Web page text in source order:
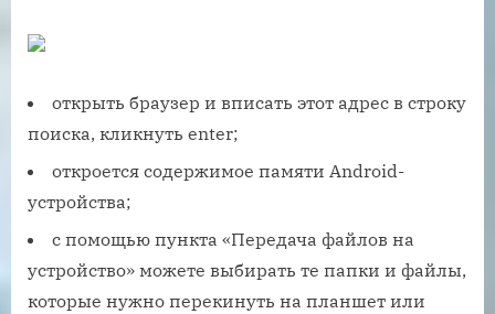
открыть браузер и вписать этот адрес в строку
поиска, кликнуть enter;
откроется содержимое памяти Android-
устройства;
с помощью пункта «Передача файлов на
устройство» можете выбирать те папки и файлы,
которые нужно перекинуть на планшет или